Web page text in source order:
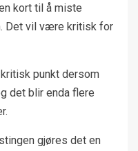
kort til å miste
Det vil være kritisk for
punkt dersom
det blir enda flere
gjøres det en